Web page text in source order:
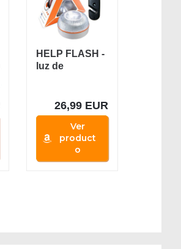
HELP FLASH -
luz de
26,99 EUR
Ver
product
o